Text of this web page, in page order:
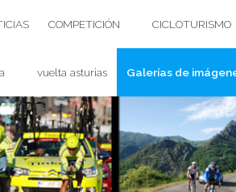
COMPETICIÓN CICLOTURISMO
vuelta asturias Galerías de